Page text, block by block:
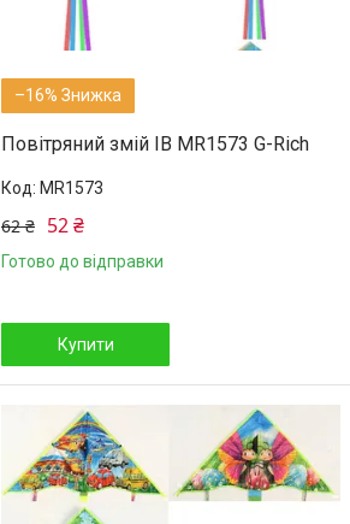
–16%
Повітряний змій IB MR1573 G-Rich
MR1573
62 ₴ 52 ₴
Готово до відправки
Купити